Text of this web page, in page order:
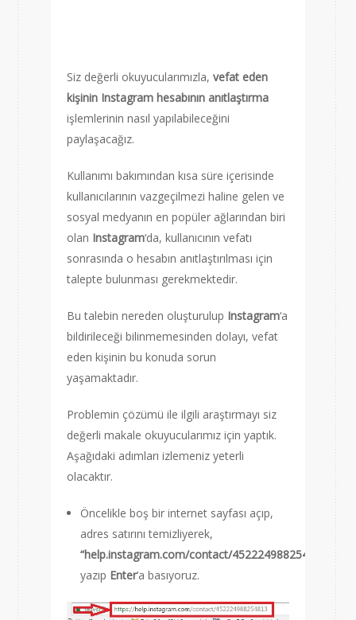
Siz değerli okuyucularımızla, vefat eden
kişinin Instagram hesabının anıtlaştırma
işlemlerinin nasıl yapılabileceğini
paylaşacağız.
Kullanımı bakımından kısa süre içerisinde
kullanıcılarının vazgeçilmezi haline gelen ve
sosyal medyanın en popüler ağlarından biri
olan Instagram‘da, kullanıcının vefatı
sonrasında o hesabın anıtlaştırılması için
talepte bulunması gerekmektedir.
Bu talebin nereden oluşturulup Instagram‘a
bildirileceği bilinmemesinden dolayı, vefat
eden kişinin bu konuda sorun
yaşamaktadır.
Problemin çözümü ile ilgili araştırmayı siz
değerli makale okuyucularımız için yaptık.
Aşağıdaki adımları izlemeniz yeterli
olacaktır.
Öncelikle boş bir internet sayfası açıp,
adres satırını temizliyerek,
“help.instagram.com/contact/452224988254813”
yazıp Enter‘a basıyoruz.